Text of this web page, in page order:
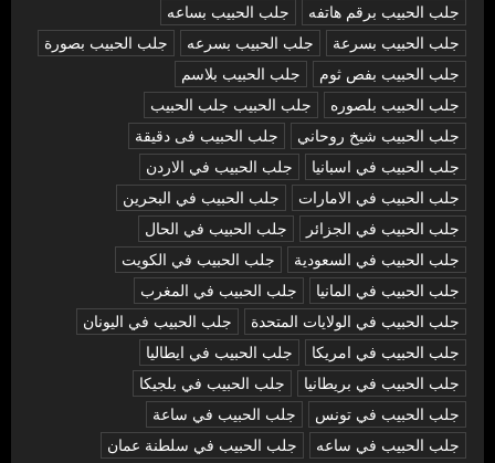
جلب الحبيب برقم هاتفه
جلب الحبيب بساعه
جلب الحبيب بسرعة
جلب الحبيب بسرعه
جلب الحبيب بصورة
جلب الحبيب بفص ثوم
جلب الحبيب بلاسم
جلب الحبيب بلصوره
جلب الحبيب جلب الحبيب
جلب الحبيب شيخ روحاني
جلب الحبيب فى دقيقة
جلب الحبيب في اسبانيا
جلب الحبيب في الاردن
جلب الحبيب في الامارات
جلب الحبيب في البحرين
جلب الحبيب في الجزائر
جلب الحبيب في الحال
جلب الحبيب في السعودية
جلب الحبيب في الكويت
جلب الحبيب في المانيا
جلب الحبيب في المغرب
جلب الحبيب في الولايات المتحدة
جلب الحبيب في اليونان
جلب الحبيب في امريكا
جلب الحبيب في ايطاليا
جلب الحبيب في بريطانيا
جلب الحبيب في بلجيكا
جلب الحبيب في تونس
جلب الحبيب في ساعة
جلب الحبيب في ساعه
جلب الحبيب في سلطنة عمان